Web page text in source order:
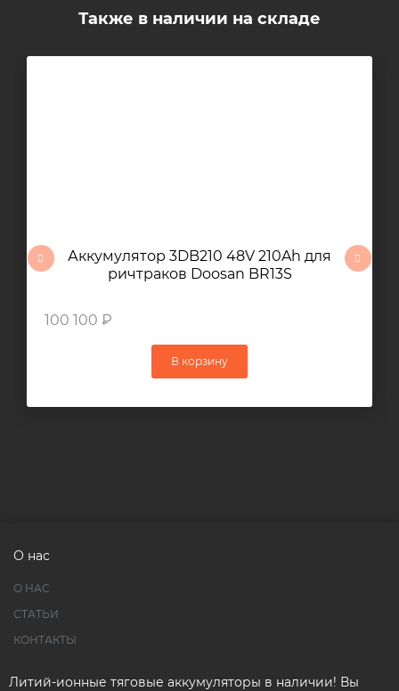
Также в наличии на складе
Аккумулятор 3DB210 48V 210Ah для
ричтраков Doosan BR13S
100 100 ₽
В корзину
О нас
О НАС
СТАТЬИ
КОНТАКТЫ
Литий-ионные тяговые аккумуляторы в наличии! Вы